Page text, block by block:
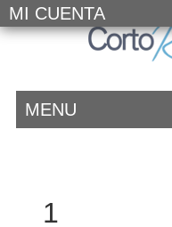
MI CUENTA
MENU
1